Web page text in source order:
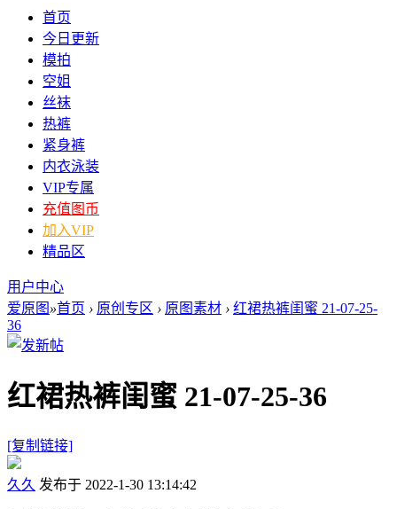
首页
今日更新
模拍
空姐
丝袜
热裤
紧身裤
内衣泳装
VIP专属
充值图币
加入VIP
精品区
用户中心
爱原图 »首页 › 原创专区 › 原图素材 › 红裙热裤闺蜜 21-07-25-
36
红裙热裤闺蜜 21-07-25-36
[复制链接]
久久 发布于 2022-1-30 13:14:42